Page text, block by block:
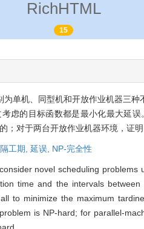
RichHTML
为单机、同型机和开放作业机器三
虑的目标函数都是最小化最大延
；对于两台开放作业机器环境，证
隔工期,延误,NP-完全性
novel scheduling
time and the intervals
to minimize the maximum